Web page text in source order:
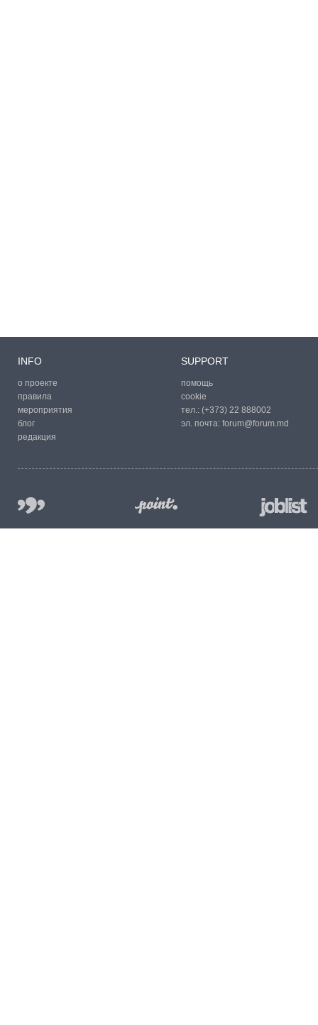
INFO
о проекте
правила
мероприятия
блог
редакция
SUPPORT
помощь
cookie
тел.: (+373) 22 888002
эл. почта: forum@forum.md